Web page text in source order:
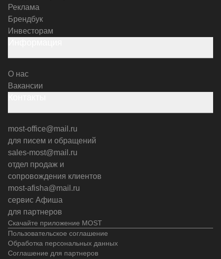
Скачайте приложение MOST
Реклама
Брендбук
Инвесторам
О нас
Вакансии
most-office@mail.ru
для писем и обращений
sales-most@mail.ru
отдел продаж и
сопровождения клиентов
most-afisha@mail.ru
сервис Афиша
для партнеров
Пользовательское соглашение
Обработка персональных данных
Соглашение для партнеров